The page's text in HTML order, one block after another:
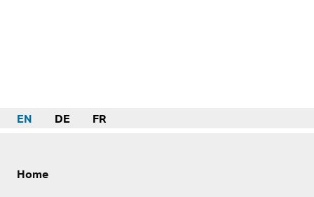
EN DE FR
Home